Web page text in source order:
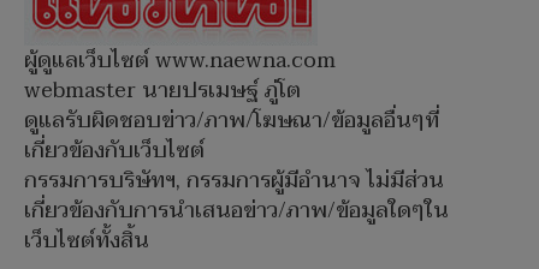
ผู้ดูแลเว็บไซต์ www.naewna.com
webmaster นายปรเมษฐ์ ภู่โต
ดูแลรับผิดชอบข่าว/ภาพ/โฆษณา/ข้อมูลอื่นๆที่
เกี่ยวข้องกับเว็บไซต์
กรรมการบริษัทฯ, กรรมการผู้มีอำนาจ ไม่มีส่วน
เกี่ยวข้องกับการนำเสนอข่าว/ภาพ/ข้อมูลใดๆใน
เว็บไซต์ทั้งสิ้น